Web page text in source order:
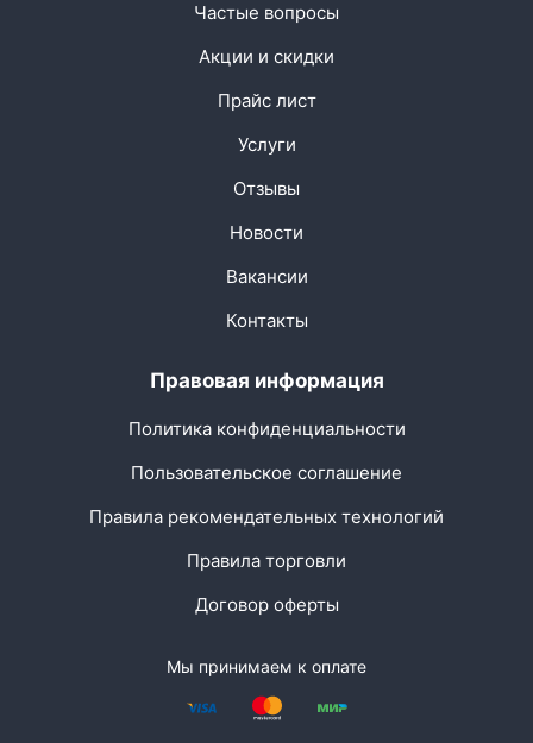
Частые вопросы
Акции и скидки
Прайс лист
Услуги
Отзывы
Новости
Вакансии
Контакты
Правовая информация
Политика конфиденциальности
Пользовательское соглашение
Правила рекомендательных технологий
Правила торговли
Договор оферты
Мы принимаем к оплате